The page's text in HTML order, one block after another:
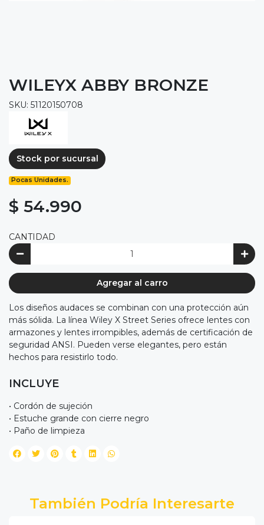
WILEYX ABBY BRONZE
SKU: 51120150708
Stock por sucursal
Pocas Unidades.
$ 54.990
CANTIDAD
Agregar al carro
Los diseños audaces se combinan con una protección aún
más sólida. La línea Wiley X Street Series ofrece lentes con
armazones y lentes irrompibles, además de certificación de
seguridad ANSI. Pueden verse elegantes, pero están
hechos para resistirlo todo.
INCLUYE
• Cordón de sujeción
• Estuche grande con cierre negro
• Paño de limpieza
También Podría Interesarte